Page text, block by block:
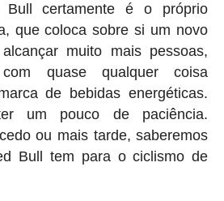
Bull certamente é o próprio
que coloca sobre si um novo
muito mais pessoas,
quase qualquer coisa
de bebidas energéticas.
um pouco de paciência.
ou mais tarde, saberemos
Bull tem para o ciclismo de